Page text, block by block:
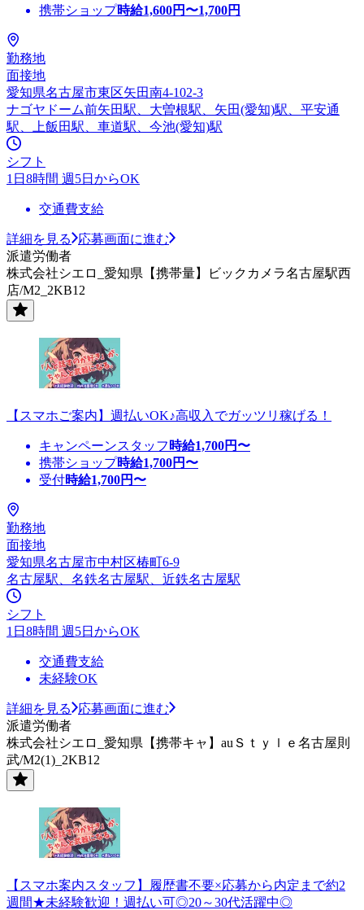
携帯ショップ時給1,600円〜1,700円
勤務地
面接地
愛知県名古屋市東区矢田南4-102-3
ナゴヤドーム前矢田駅、大曽根駅、矢田(愛知)駅、平安通
駅、上飯田駅、車道駅、今池(愛知)駅
シフト
1日8時間 週5日からOK
交通費支給
詳細を見る
応募画面に進む
派遣労働者
株式会社シエロ_愛知県【携帯量】ビックカメラ名古屋駅西
店/M2_2KB12
【スマホご案内】週払いOK♪高収入でガッツリ稼げる！
キャンペーンスタッフ 時給1,700円〜
携帯ショップ時給1,700円〜
受付時給1,700円〜
勤務地
面接地
愛知県名古屋市中村区椿町6-9
名古屋駅、名鉄名古屋駅、近鉄名古屋駅
シフト
1日8時間 週5日からOK
交通費支給
未経験OK
詳細を見る
応募画面に進む
派遣労働者
株式会社シエロ_愛知県【携帯キャ】auＳｔｙｌｅ名古屋則
武/M2(1)_2KB12
【スマホ案内スタッフ】履歴書不要×応募から内定まで約2
週間★未経験歓迎！週払い可◎20～30代活躍中◎